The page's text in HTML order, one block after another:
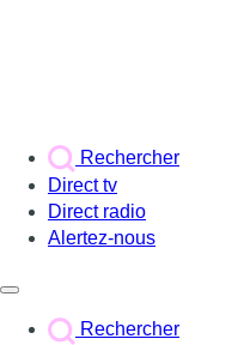
Rechercher
Direct tv
Direct radio
Alertez-nous
Rechercher